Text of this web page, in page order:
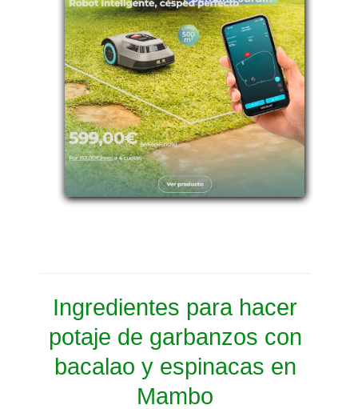
Ingredientes para hacer
potaje de garbanzos con
bacalao y espinacas en
Mambo